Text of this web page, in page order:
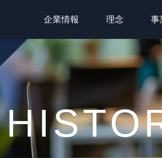
企業情報 理念 事